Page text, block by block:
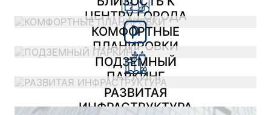
ЦЕНТРУ ГОРОДА
КОМФОРТНЫЕ
ПЛАНИРОВКИ
ПОДЗЕМНЫЙ
ПАРКИНГ
РАЗВИТАЯ
ИНФРАСТРУКТУРА